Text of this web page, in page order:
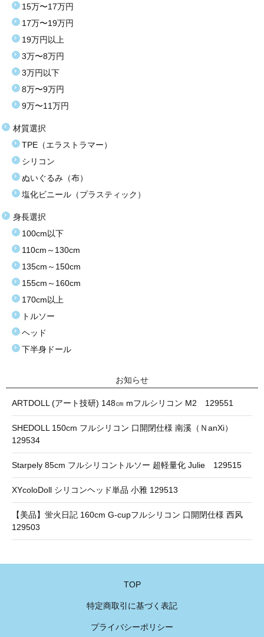
15万〜17万円
17万〜19万円
19万円以上
3万〜8万円
3万円以下
8万〜9万円
9万〜11万円
材質選択
TPE（エラストラマー）
シリコン
ぬいぐるみ（布）
塩化ビニール（プラスティック）
身長選択
100cm以下
110cm～130cm
135cm～150cm
155cm～160cm
170cm以上
トルソー
ヘッド
下半身ドール
お知らせ
ARTDOLL (アート技研) 148㎝ mフルシリコン M2 129551
SHEDOLL 150cm フルシリコン 口開閉仕様 南溪（ＮanXi）
129534
Starpely 85cm フルシリコントルソー 超軽量化 Julie 129515
XYcoloDoll シリコンヘッド単品 小雅 129513
【美品】蛍火日記 160cm G-cupフルシリコン 口開閉仕様 西风
129503
TOP
特定商取引に基づく表記
プライバシーポリシー